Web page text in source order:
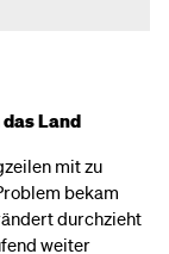
Land
mit zu
bekam
durchzieht
weiter